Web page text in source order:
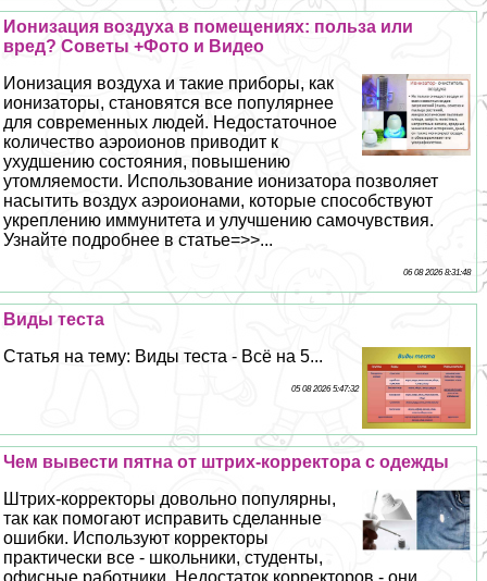
Ионизация воздуха в помещениях: польза или
вред? Советы +Фото и Видео
Ионизация воздуха и такие приборы, как
ионизаторы, становятся все популярнее
для современных людей. Недостаточное
количество аэроионов приводит к
ухудшению состояния, повышению
утомляемости. Использование ионизатора позволяет
насытить воздух аэроионами, которые способствуют
укреплению иммунитета и улучшению самочувствия.
Узнайте подробнее в статье=>>...
06 08 2026 8:31:48
Виды теста
Статья на тему: Виды теста - Всё на 5...
05 08 2026 5:47:32
Чем вывести пятна от штрих-корректора с одежды
Штрих-корректоры довольно популярны,
так как помогают исправить сделанные
ошибки. Используют корректоры
пpaктически все - школьники, студенты,
офисные работники. Недостаток корректоров - они